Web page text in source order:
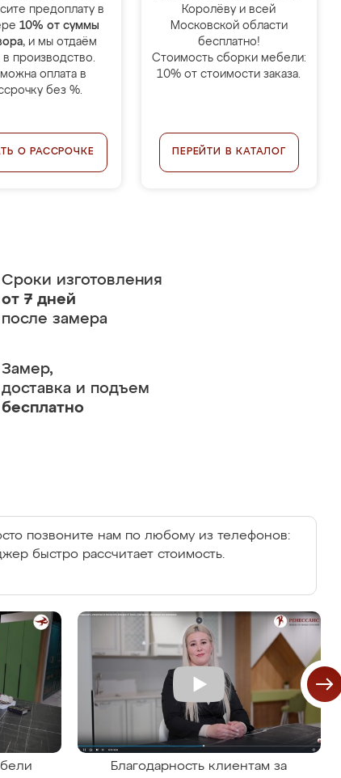
предоплату в
10% от суммы
, и мы отдаём
в производство.
оплата в
без %.
О РАССРОЧКЕ
Королёву и всей
Московской области
бесплатно!
Стоимость сборки мебели:
10% от стоимости заказа.
ПЕРЕЙТИ В КАТАЛОГ
Сроки изготовления
от 7 дней
после замера
Замер,
доставка и подъем
бесплатно
позвоните нам по любому из телефонов:
быстро рассчитает стоимость.
Благодарность клиентам за